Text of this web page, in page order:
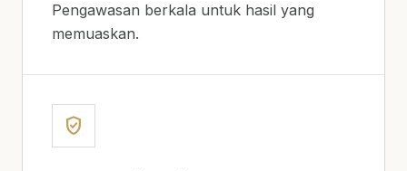
Pengawasan berkala untuk hasil yang
memuaskan.
verified_user